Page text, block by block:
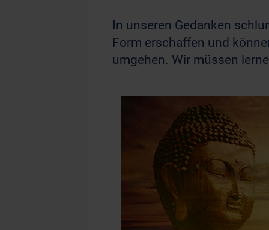
In unseren Gedanken
Form erschaffen und
umgehen. Wir müssen